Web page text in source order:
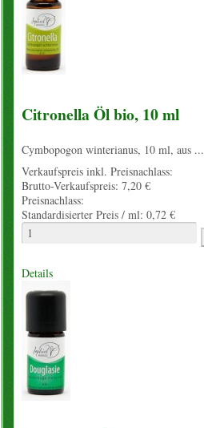
Citronella Öl bio, 10 ml
Cymbopogon winterianus, 10 ml, aus ...
Verkaufspreis inkl. Preisnachlass:
Brutto-Verkaufspreis: 7,20 €
Preisnachlass:
Standardisierter Preis / ml: 0,72 €
Details